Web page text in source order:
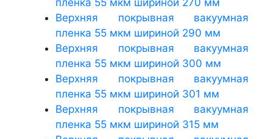
Верхняя покрывная вакуумная
пленка 55 мкм шириной 290 мм
Верхняя покрывная вакуумная
пленка 55 мкм шириной 300 мм
Верхняя покрывная вакуумная
пленка 55 мкм шириной 301 мм
Верхняя покрывная вакуумная
пленка 55 мкм шириной 315 мм